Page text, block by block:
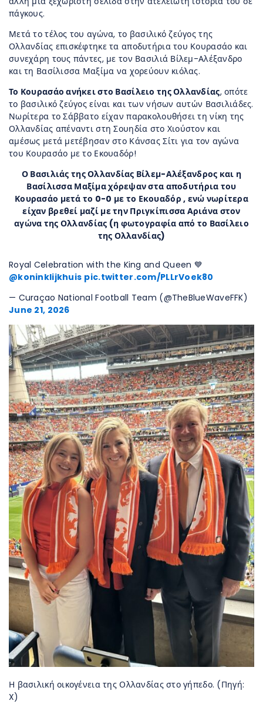
πάγκους.
Μετά το τέλος του αγώνα, το βασιλικό ζεύγος της
Ολλανδίας επισκέφτηκε τα αποδυτήρια του Κουρασάο και
συνεχάρη τους πάντες, με τον Βασιλιά Βίλεμ-Αλέξανδρο
και τη Βασίλισσα Μαξίμα να χορεύουν κιόλας.
Το Κουρασάο ανήκει στο Βασίλειο της Ολλανδίας, οπότε
το βασιλικό ζεύγος είναι και των νήσων αυτών Βασιλιάδες.
Νωρίτερα το Σάββατο είχαν παρακολουθήσει τη νίκη της
Ολλανδίας απέναντι στη Σουηδία στο Χιούστον και
αμέσως μετά μετέβησαν στο Κάνσας Σίτι για τον αγώνα
του Κουρασάο με το Εκουαδόρ!
Ο Βασιλιάς της Ολλανδίας Βίλεμ-Αλέξανδρος και η
Βασίλισσα Μαξίμα χόρεψαν στα αποδυτήρια του
Κουρασάο μετά το 0-0 με το Εκουαδόρ , ενώ νωρίτερα
είχαν βρεθεί μαζί με την Πριγκίπισσα Αριάνα στον
αγώνα της Ολλανδίας (η φωτογραφία από το Βασίλειο
της Ολλανδίας)
Royal Celebration with the King and Queen 💙
@koninklijkhuis pic.twitter.com/PLLrVoek80
— Curaçao National Football Team (@TheBlueWaveFFK)
June 21, 2026
Η βασιλική οικογένεια της Ολλανδίας στο γήπεδο. (Πηγή:
X)